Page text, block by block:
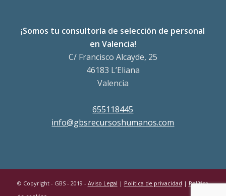
¡Somos tu consultoría de selección de personal
en Valencia!
C/ Francisco Alcayde, 25
46183 L’Eliana
Valencia
655118445
info@gbsrecursoshumanos.com
© Copyright - GBS - 2019 - Aviso Legal | Política de privacidad | Política